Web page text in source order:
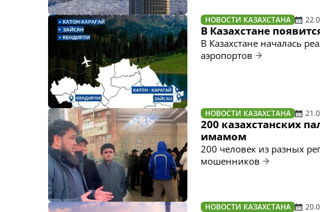
НОВОСТИ КАЗАХСТАНА
В Казахстане
В Казахстане началась
аэропортов
НОВОСТИ КАЗАХСТАНА
200 казахстанских
имамом
200 человек из разных
мошенников
НОВОСТИ КАЗАХСТАНА